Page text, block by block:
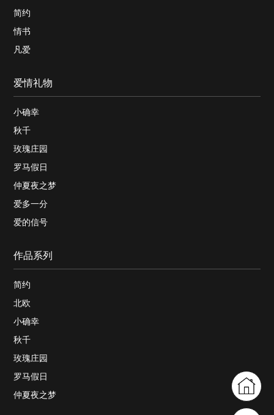
简约
情书
凡爱
爱情礼物
小确幸
秋千
玫瑰庄园
罗马假日
仲夏夜之梦
爱多一分
爱的信号
作品系列
简约
北欧
小确幸
秋千
玫瑰庄园
罗马假日
仲夏夜之梦